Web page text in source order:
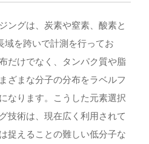
ングは、炭素や窒素、酸素と
域を跨いで計測を行ってお
だけでなく、タンパク質や脂
ざまな分子の分布をラベルフ
なります。こうした元素選択
技術は、現在広く利用されて
捉えることの難しい低分子な